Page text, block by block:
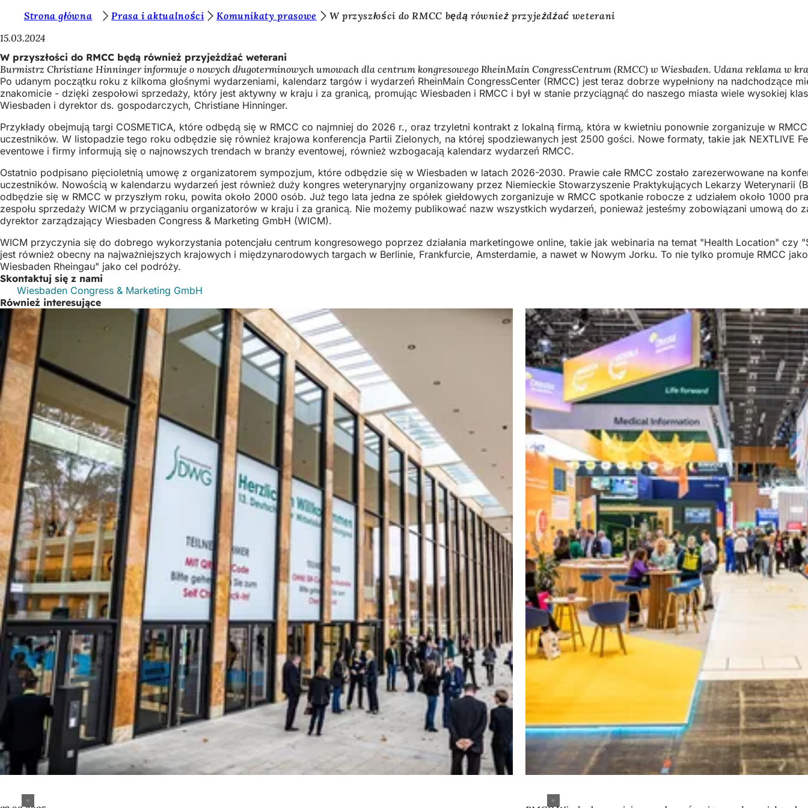
Przejdź do treści
e
s
t
e
ś
t
u
t
a
j
:
Strona główna Prasa i aktualności Komunikaty prasowe
W przyszłości do RMCC będą również przyjeżdżać weterani
15.03.2024
W przyszłości do RMCC będą również przyjeżdżać weterani
Burmistrz Christiane Hinninger informuje o nowych długoterminowych umowach dla centrum kongresowego RheinMain CongressCentrum (RMCC) w Wiesbaden. Udana reklama w
Po udanym początku roku z kilkoma głośnymi wydarzeniami, kalendarz targów i wydarzeń RheinMain CongressCenter (RMCC) jest teraz dobrze wypełniony na nadchodzące
znakomicie - dzięki zespołowi sprzedaży, który jest aktywny w kraju i za granicą, promując Wiesbaden i RMCC i był w stanie przyciągnąć do naszego miasta wiele wysokiej
Wiesbaden i dyrektor ds. gospodarczych, Christiane Hinninger.
Przykłady obejmują targi COSMETICA, które odbędą się w RMCC co najmniej do 2026 r., oraz trzyletni kontrakt z lokalną firmą, która w kwietniu ponownie zorganizuje w
uczestników. W listopadzie tego roku odbędzie się również krajowa konferencja Partii Zielonych, na której spodziewanych jest 2500 gości. Nowe formaty, takie jak NEXTLIVE
eventowe i firmy informują się o najnowszych trendach w branży eventowej, również wzbogacają kalendarz wydarzeń RMCC.
Ostatnio podpisano pięcioletnią umowę z organizatorem sympozjum, które odbędzie się w Wiesbaden w latach 2026-2030. Prawie całe RMCC zostało zarezerwowane na
uczestników. Nowością w kalendarzu wydarzeń jest również duży kongres weterynaryjny organizowany przez Niemieckie Stowarzyszenie Praktykujących Lekarzy Weterynarii
odbędzie się w RMCC w przyszłym roku, powita około 2000 osób. Już tego lata jedna ze spółek giełdowych zorganizuje w RMCC spotkanie robocze z udziałem około 1000
zespołu sprzedaży WICM w przyciąganiu organizatorów w kraju i za granicą. Nie możemy publikować nazw wszystkich wydarzeń, ponieważ jesteśmy zobowiązani umową do
dyrektor zarządzający Wiesbaden Congress & Marketing GmbH (WICM).
WICM przyczynia się do dobrego wykorzystania potencjału centrum kongresowego poprzez działania marketingowe online, takie jak webinaria na temat "Health Location" czy
jest również obecny na najważniejszych krajowych i międzynarodowych targach w Berlinie, Frankfurcie, Amsterdamie, a nawet w Nowym Jorku. To nie tylko promuje RMCC
Wiesbaden Rheingau" jako cel podróży.
Skontaktuj się z nami
Wiesbaden Congress & Marketing GmbH
Również interesujące